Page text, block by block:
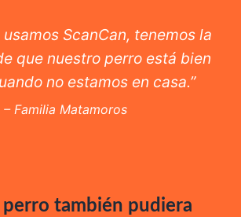
usamos ScanCan, tenemos la
que nuestro perro está bien
no estamos en casa.”
– Familia Matamoros
perro también pudiera